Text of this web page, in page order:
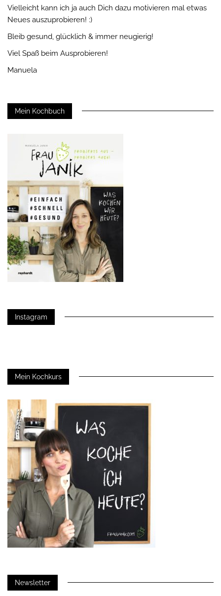
Vielleicht kann ich ja auch Dich dazu motivieren mal etwas
Neues auszuprobieren! :)
Bleib gesund, glücklich & immer neugierig!
Viel Spaß beim Ausprobieren!
Manuela
Mein Kochbuch
Instagram
Mein Kochkurs
Newsletter